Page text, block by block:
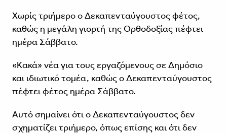
Χωρίς τριήμερο ο Δεκαπενταύγουστος φέτος,
καθώς η μεγάλη γιορτή της Ορθοδοξίας πέφτει
ημέρα Σάββατο.
«Κακά» νέα για τους εργαζόμενους σε Δημόσιο
και ιδιωτικό τομέα, καθώς ο Δεκαπενταύγουστος
πέφτει φέτος ημέρα Σάββατο.
Αυτό σημαίνει ότι ο Δεκαπενταύγουστος δεν
σχηματίζει τριήμερο, όπως επίσης και ότι δεν